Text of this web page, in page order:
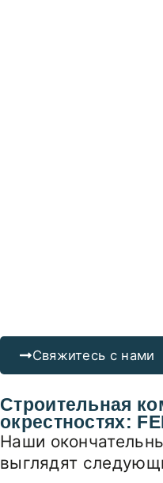
Свяжитесь с нами
Строительная
окрестностях:
Наши
выглядят